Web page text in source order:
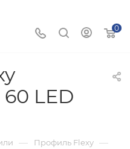
товар именно
0
60 LED
— Профиль Flexy —